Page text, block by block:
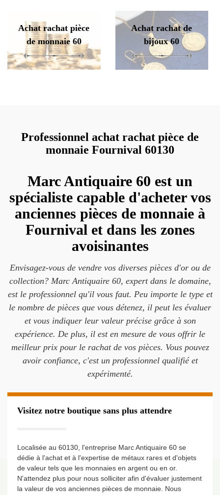
Achat rachat pièce
de monnaie 60
Achat rachat de
bijoux 60
Professionnel achat rachat pièce de
monnaie Fournival 60130
Marc Antiquaire 60 est un
spécialiste capable d'acheter vos
anciennes pièces de monnaie à
Fournival et dans les zones
avoisinantes
Envisagez-vous de vendre vos diverses pièces d'or ou de
collection? Marc Antiquaire 60, expert dans le domaine,
est le professionnel qu'il vous faut. Peu importe le type et
le nombre de pièces que vous détenez, il peut les évaluer
et vous indiquer leur valeur précise grâce à son
expérience. De plus, il est en mesure de vous offrir le
meilleur prix pour le rachat de vos pièces. Vous pouvez
avoir confiance, c'est un professionnel qualifié et
expérimenté.
Visitez notre boutique sans plus attendre
Localisée au 60130, l'entreprise Marc Antiquaire 60 se
dédie à l'achat et à l'expertise de métaux rares et d'objets
de valeur tels que les monnaies en argent ou en or.
N'attendez plus pour nous solliciter afin d'évaluer justement
la valeur de vos anciennes pièces de monnaie. Nous